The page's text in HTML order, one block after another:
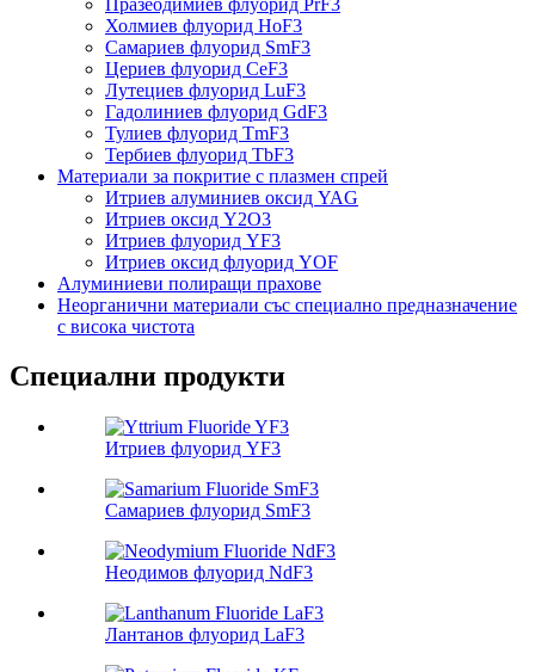
Холмиев флуорид HoF3
Самариев флуорид SmF3
Цериев флуорид CeF3
Лутециев флуорид LuF3
Гадолиниев флуорид GdF3
Тулиев флуорид TmF3
Тербиев флуорид TbF3
Материали за покритие с плазмен спрей
Итриев алуминиев оксид YAG
Итриев оксид Y2O3
Итриев флуорид YF3
Итриев оксид флуорид YOF
Алуминиеви полиращи прахове
Неорганични материали със специално предназначение
с висока чистота
Специални продукти
Итриев флуорид YF3
Самариев флуорид SmF3
Неодимов флуорид NdF3
Лантанов флуорид LaF3